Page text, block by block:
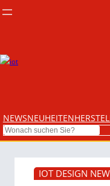
NEWSNEUHEITEN
Search
IOT DESIGN